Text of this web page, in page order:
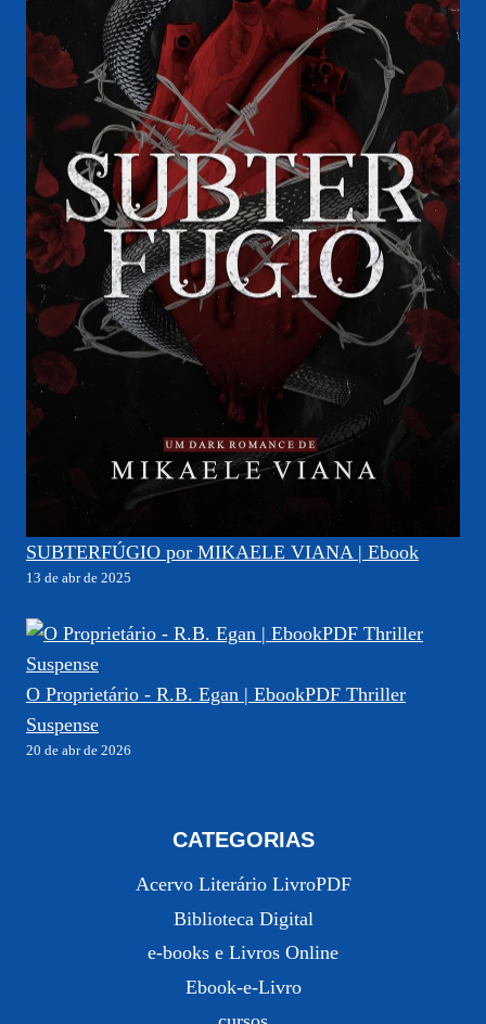
SUBTERFÚGIO por MIKAELE VIANA | Ebook
13 de abr de 2025
O Proprietário - R.B. Egan | EbookPDF Thriller
Suspense
20 de abr de 2026
CATEGORIAS
Acervo Literário LivroPDF
Biblioteca Digital
e-books e Livros Online
Ebook-e-Livro